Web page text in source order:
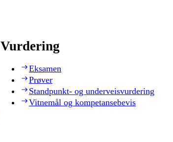
Vurdering
Eksamen
Prøver
Standpunkt- og underveisvurdering
Vitnemål og kompetansebevis